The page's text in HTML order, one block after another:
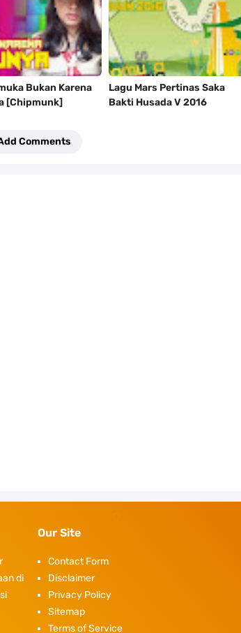
Bukan Karena
[Chipmunk]
Lagu Mars Pertinas Saka
Bakti Husada V 2016
Comments
di
Our Site
Contact Form
Disclaimer
Privacy Policy
Sitemap
Terms of Service